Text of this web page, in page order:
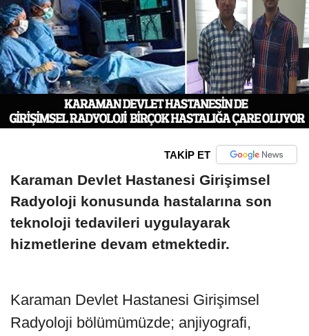
TAKİP ET
Karaman Devlet Hastanesi Girişimsel
Radyoloji konusunda hastalarına son
teknoloji tedavileri uygulayarak
hizmetlerine devam etmektedir.
Karaman Devlet Hastanesi Girişimsel
Radyoloji bölümümüzde; anjiyografi,